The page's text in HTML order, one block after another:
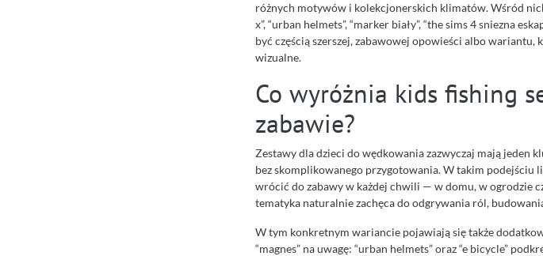
różnych motywów i kolekcjonerskich klimatów. Wśród
x”, “urban helmets”, “marker biały”, “the sims 4 sniezna
być częścią szerszej, zabawowej opowieści albo
wizualne.
Co wyróżnia kids fishing
zabawie?
Zestawy dla dzieci do wędkowania zazwyczaj mają jeden
bez skomplikowanego przygotowania. W takim podejściu
wrócić do zabawy w każdej chwili — w domu, w ogrodzie
tematyka naturalnie zachęca do odgrywania ról,
W tym konkretnym wariancie pojawiają się także
“magnes” na uwagę: “urban helmets” oraz “e bicycle”